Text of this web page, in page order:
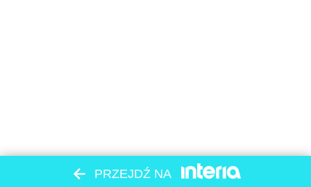
PRZEJDŹ NA